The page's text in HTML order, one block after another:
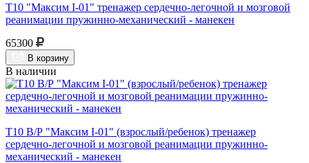
Т10 "Максим I-01" тренажер сердечно-легочной и мозговой
реанимации пружинно-механический - манекен
65300
В корзину
В наличии
Т10 В/Р "Максим I-01" (взрослый/ребенок) тренажер
сердечно-легочной и мозговой реанимации пружинно-
механический - манекен